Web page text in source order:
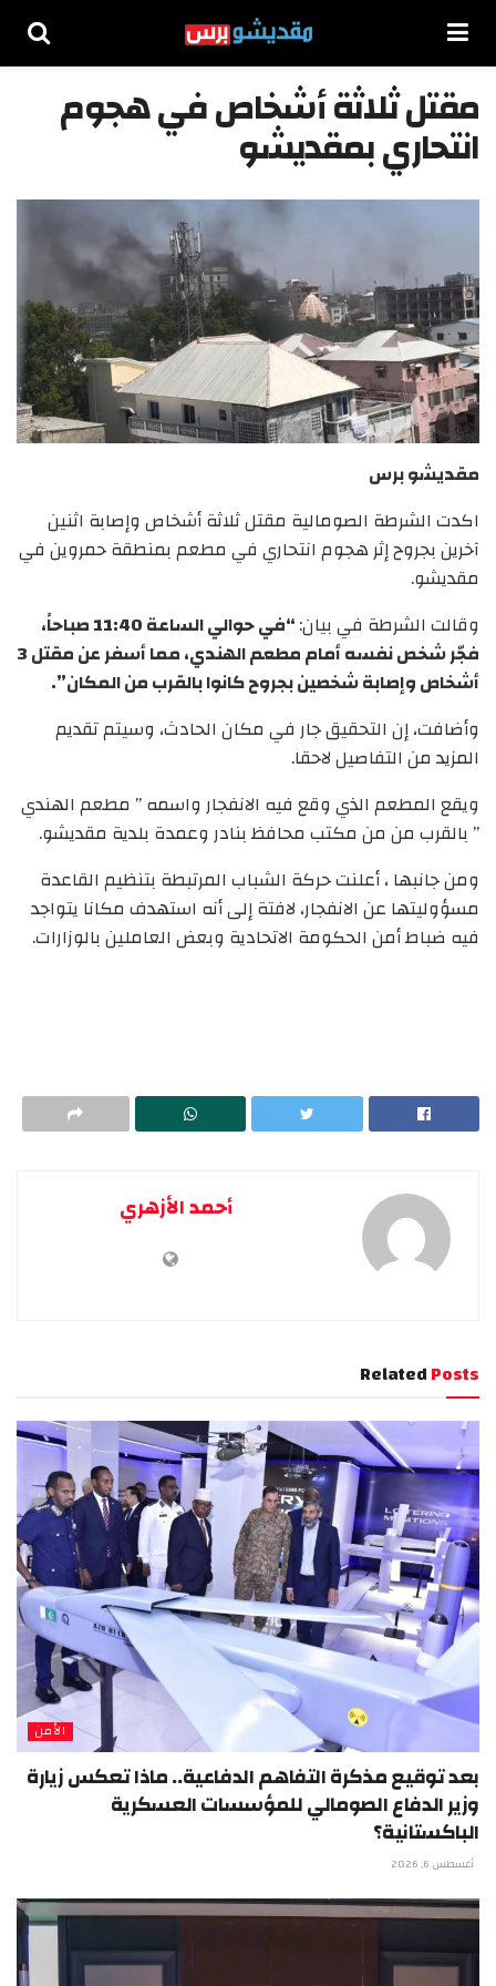
مقتل ثلاثة أشخاص في هجوم
انتحاري بمقديشو
مقديشو برس
اكدت الشرطة الصومالية مقتل ثلاثة أشخاص وإصابة اثنين
آخرين بجروح إثر هجوم انتحاري في مطعم بمنطقة حمروين في
مقديشو.
وقالت الشرطة في بيان:
“في حوالي الساعة 11:40 صباحاً،
فجّر شخص نفسه أمام مطعم الهندي، مما أسفر عن مقتل 3
أشخاص وإصابة شخصين بجروح كانوا بالقرب من المكان”.
وأضافت، إن التحقيق جار في مكان الحادث، وسيتم تقديم
المزيد من التفاصيل لاحقا.
ويقع المطعم الذي وقع فيه الانفجار واسمه ” مطعم الهندي
” بالقرب من من مكتب محافظ بنادر وعمدة بلدية مقديشو.
ومن جانبها ، أعلنت حركة الشباب المرتبطة بتنظيم القاعدة
مسؤوليتها عن الانفجار، لافتة إلى أنه استهدف مكانا يتواجد
فيه ضباط أمن الحكومة الاتحادية وبعض العاملين بالوزارات.
أحمد الأزهري
RelatedPosts
الأمن
بعد توقيع مذكرة التفاهم الدفاعية.. ماذا تعكس زيارة
وزير الدفاع الصومالي للمؤسسات العسكرية
الباكستانية؟
أغسطس 6, 2026